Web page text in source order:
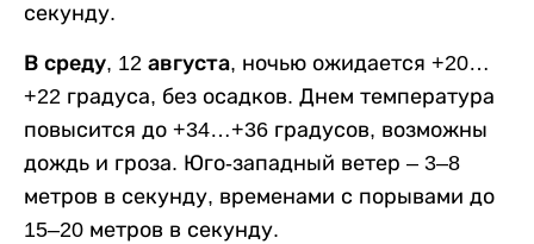
секунду.
В среду, 12 августа, ночью ожидается +20…
+22 градуса, без осадков. Днем температура
повысится до +34…+36 градусов, возможны
дождь и гроза. Юго-западный ветер – 3–8
метров в секунду, временами с порывами до
15–20 метров в секунду.